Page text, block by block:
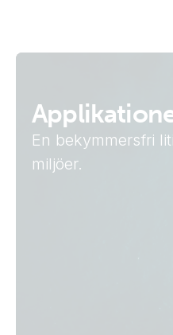
En bekymmersfri
miljöer.